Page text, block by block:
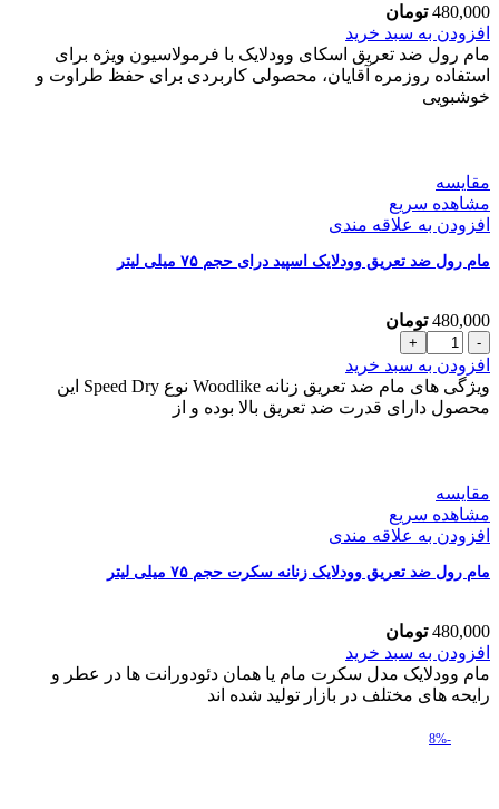
480,000 تومان
مام
رول
ضد
تعریق
SKY
حجم
75ml
عدد
افزودن به سبد خرید
مام رول ضد تعریق اسکای وودلایک با فرمولاسیون ویژه برای
استفاده روزمره آقایان، محصولی کاربردی برای حفظ طراوت و
خوشبویی
مقایسه
مشاهده سریع
افزودن به علاقه مندی
مام رول ضد تعریق وودلایک اسپید درای حجم ۷۵ میلی لیتر
480,000 تومان
مام
رول
ضد
تعریق
حجم
۷۵
میلی
لیتر
عدد
افزودن به سبد خرید
ویژگی های مام ضد تعریق زنانه Woodlike نوع Speed Dry این
محصول دارای قدرت ضد تعریق بالا بوده و از
مقایسه
مشاهده سریع
افزودن به علاقه مندی
مام رول ضد تعریق وودلایک زنانه سکرت حجم ۷۵ میلی لیتر
480,000 تومان
مام
رول
ضد
وودلایک
افزودن به سبد خرید
مام وودلایک مدل سکرت مام یا همان دئودورانت ها در عطر و
رایحه های مختلف در بازار تولید شده اند
-8%